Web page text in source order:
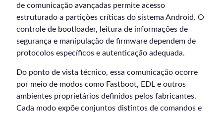
de comunicação avançadas permite acesso
estruturado a partições críticas do sistema Android. O
controle de bootloader, leitura de informações de
segurança e manipulação de firmware dependem de
protocolos específicos e autenticação adequada.
Do ponto de vista técnico, essa comunicação ocorre
por meio de modos como Fastboot, EDL e outros
ambientes proprietários definidos pelos fabricantes.
Cada modo expõe conjuntos distintos de comandos e